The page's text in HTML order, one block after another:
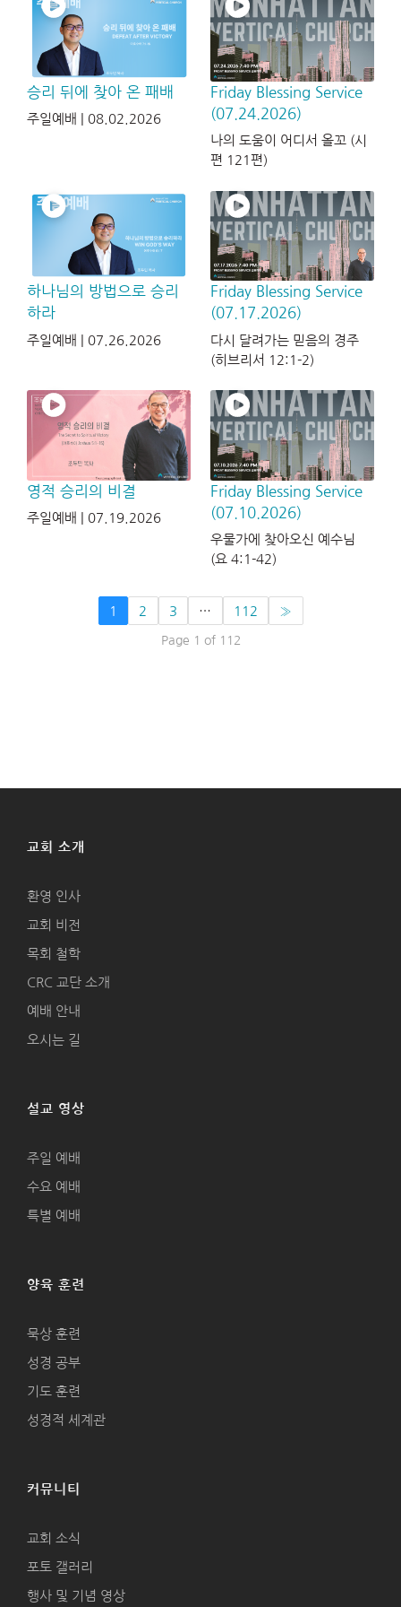
승리 뒤에 찾아 온 패배
주일예배 | 08.02.2026
Friday Blessing Service
(07.24.2026)
나의 도움이 어디서 올꼬 (시
편 121편)
하나님의 방법으로 승리
하라
주일예배 | 07.26.2026
Friday Blessing Service
(07.17.2026)
다시 달려가는 믿음의 경주
(히브리서 12:1-2)
영적 승리의 비결
주일예배 | 07.19.2026
Friday Blessing Service
(07.10.2026)
우물가에 찾아오신 예수님
(요 4:1-42)
1 2 3 … 112 »
Page 1 of 112
교회 소개
환영 인사
교회 비전
목회 철학
CRC 교단 소개
예배 안내
오시는 길
설교 영상
주일 예배
수요 예배
특별 예배
양육 훈련
묵상 훈련
성경 공부
기도 훈련
성경적 세계관
커뮤니티
교회 소식
포토 갤러리
행사 및 기념 영상